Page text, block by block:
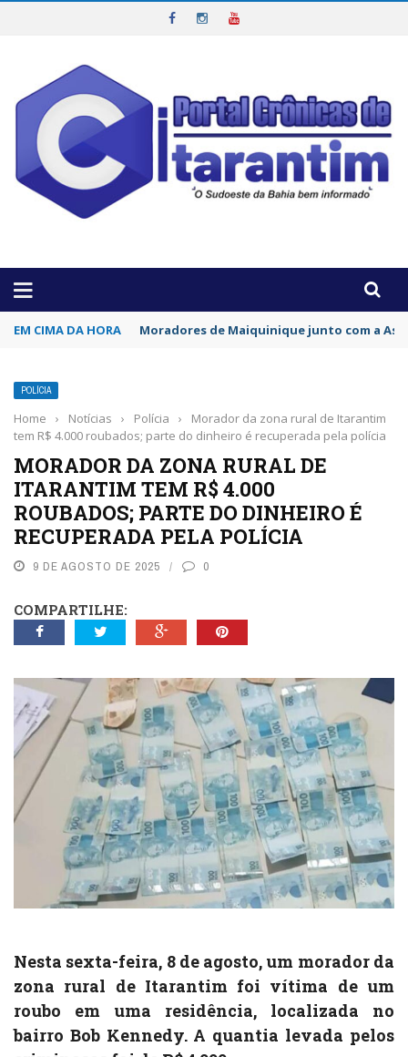
EM CIMA DA HORA Moradores de Maiquinique junto com a
POLÍCIA
Home › Notícias › Polícia ›
Morador da zona rural de Itarantim
tem R$ 4.000 roubados; parte do dinheiro é recuperada pela polícia
MORADOR DA ZONA RURAL DE
ITARANTIM TEM R$ 4.000
ROUBADOS; PARTE DO DINHEIRO É
RECUPERADA PELA POLÍCIA
9 DE AGOSTO DE 2025 0
COMPARTILHE:
Nesta sexta-feira, 8 de agosto, um morador da
zona rural de Itarantim foi vítima de um
roubo em uma residência, localizada no
bairro Bob Kennedy. A quantia levada pelos